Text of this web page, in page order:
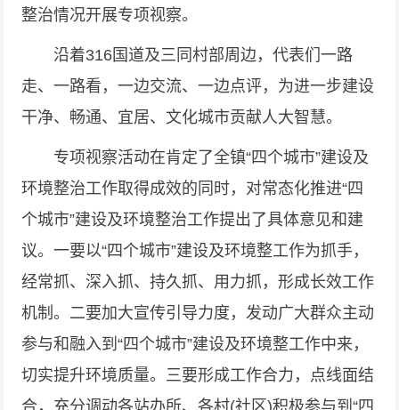
整治情况开展专项视察。
沿着316国道及三同村部周边，代表们一路
走、一路看，一边交流、一边点评，为进一步建设
干净、畅通、宜居、文化城市贡献人大智慧。
专项视察活动在肯定了全镇“四个城市”建设及
环境整治工作取得成效的同时，对常态化推进“四
个城市”建设及环境整治工作提出了具体意见和建
议。一要以“四个城市”建设及环境整工作为抓手，
经常抓、深入抓、持久抓、用力抓，形成长效工作
机制。二要加大宣传引导力度，发动广大群众主动
参与和融入到“四个城市”建设及环境整工作中来，
切实提升环境质量。三要形成工作合力，点线面结
合，充分调动各站办所、各村(社区)积极参与到“四